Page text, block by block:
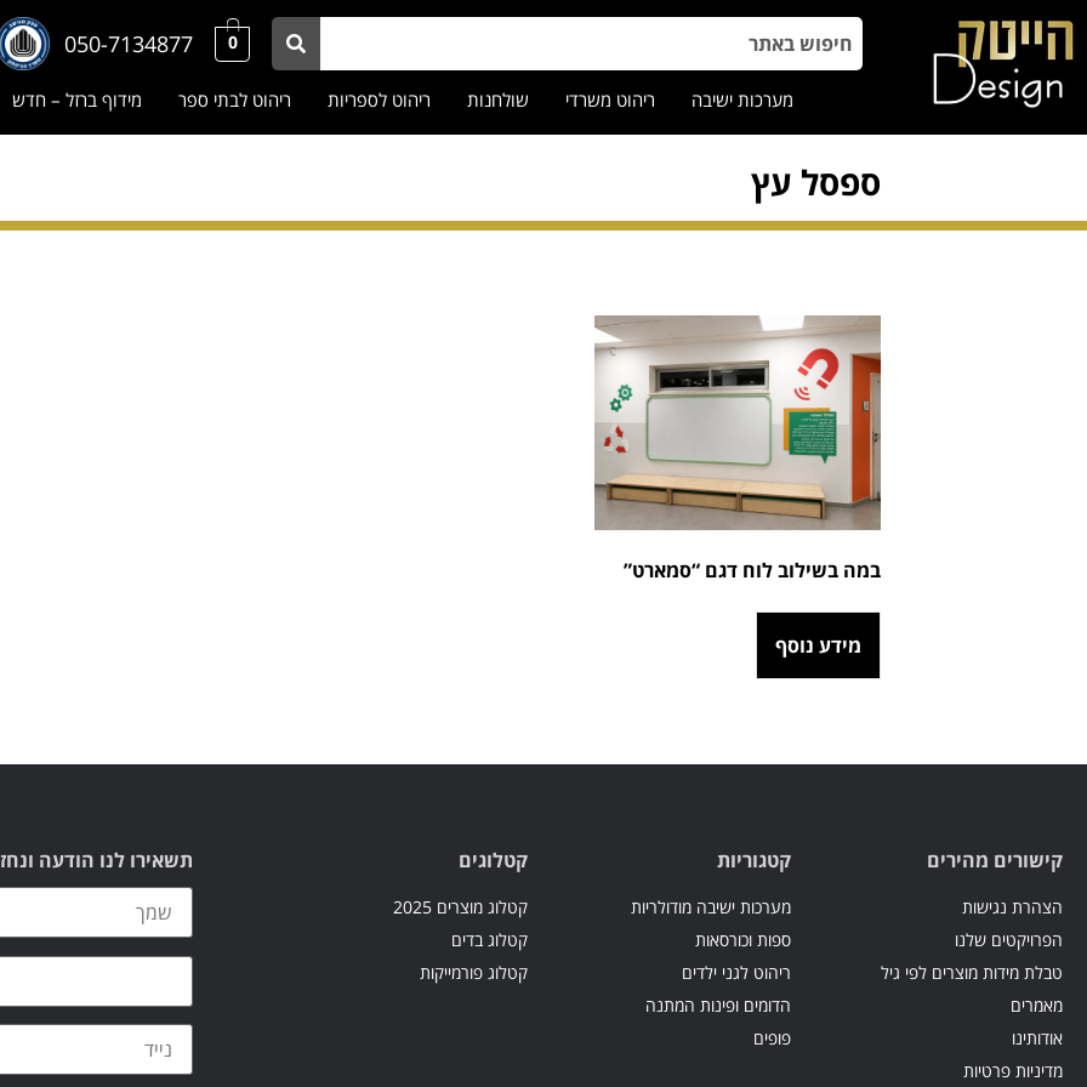
0
050-7134877
מערכות ישיבה ריהוט משרדי שולחנות ריהוט לספריות ריהוט לבתי ספר מידוף ברזל – חדש
ספסל עץ
במה בשילוב לוח דגם “סמארט”
מידע נוסף
קישורים מהירים
הצהרת נגישות
הפרויקטים שלנו
טבלת מידות מוצרים לפי גיל
מאמרים
אודותינו
מדיניות פרטיות
קטגוריות
מערכות ישיבה מודולריות
ספות וכורסאות
ריהוט לגני ילדים
הדומים ופינות המתנה
פופים
קטלוגים
קטלוג מוצרים 2025
קטלוג בדים
קטלוג פורמייקות
תשאירו לנו הודעה